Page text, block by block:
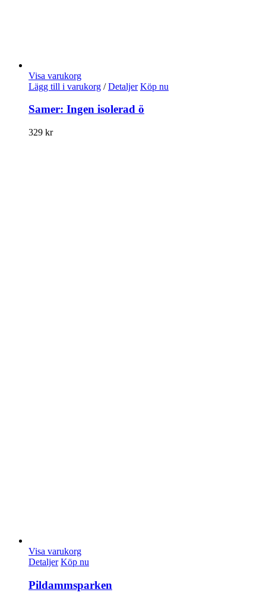
Visa varukorg
Lägg till i varukorg / Detaljer Köp nu
Samer: Ingen isolerad ö
329 kr
Visa varukorg
Detaljer Köp nu
Pildammsparken